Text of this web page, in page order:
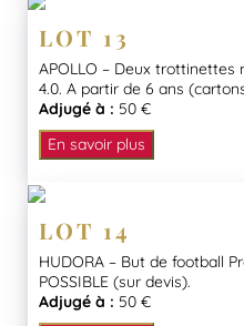
LOT 13
APOLLO – Deux trottinettes
4.0. A partir de 6 ans
Adjugé à : 50 €
En savoir plus
LOT 14
HUDORA – But de football
POSSIBLE (sur devis).
Adjugé à : 50 €